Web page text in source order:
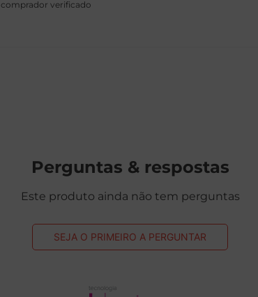
comprador verificado
Perguntas & respostas
Este produto ainda não tem perguntas
SEJA O PRIMEIRO A PERGUNTAR